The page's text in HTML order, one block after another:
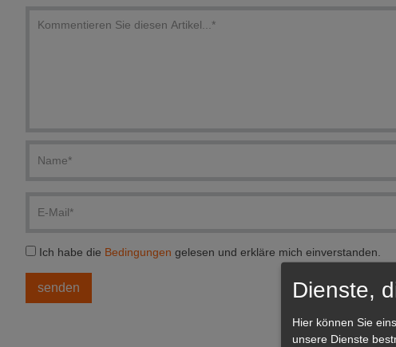
Ich habe die Bedingungen gelesen und erkläre mich einverstanden.
Dienste,
Hier können Sie
unsere Dienste